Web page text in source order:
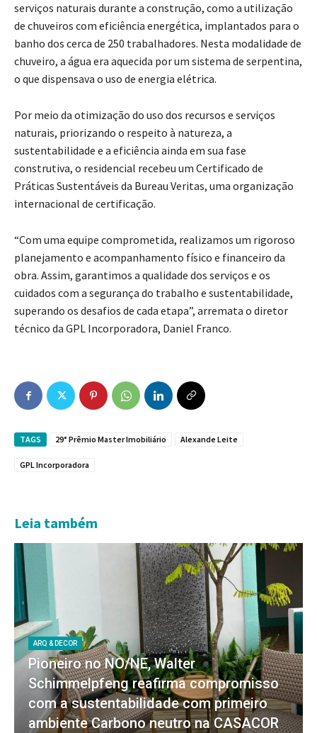
serviços naturais durante a construção, como a utilização
de chuveiros com eficiência energética, implantados para o
banho dos cerca de 250 trabalhadores. Nesta modalidade de
chuveiro, a água era aquecida por um sistema de serpentina,
o que dispensava o uso de energia elétrica.
Por meio da otimização do uso dos recursos e serviços
naturais, priorizando o respeito à natureza, a
sustentabilidade e a eficiência ainda em sua fase
construtiva, o residencial recebeu um Certificado de
Práticas Sustentáveis da Bureau Veritas, uma organização
internacional de certificação.
“Com uma equipe comprometida, realizamos um rigoroso
planejamento e acompanhamento físico e financeiro da
obra. Assim, garantimos a qualidade dos serviços e os
cuidados com a segurança do trabalho e sustentabilidade,
superando os desafios de cada etapa”, arremata o diretor
técnico da GPL Incorporadora, Daniel Franco.
TAGS 29° Prêmio Master Imobiliário Alexande Leite
GPL Incorporadora
Leia também
ARQ & DECOR
Pioneiro no NO/NE, Walter
Schimmelpfeng reafirma compromisso
com a sustentabilidade com primeiro
ambiente Carbono neutro na CASACOR